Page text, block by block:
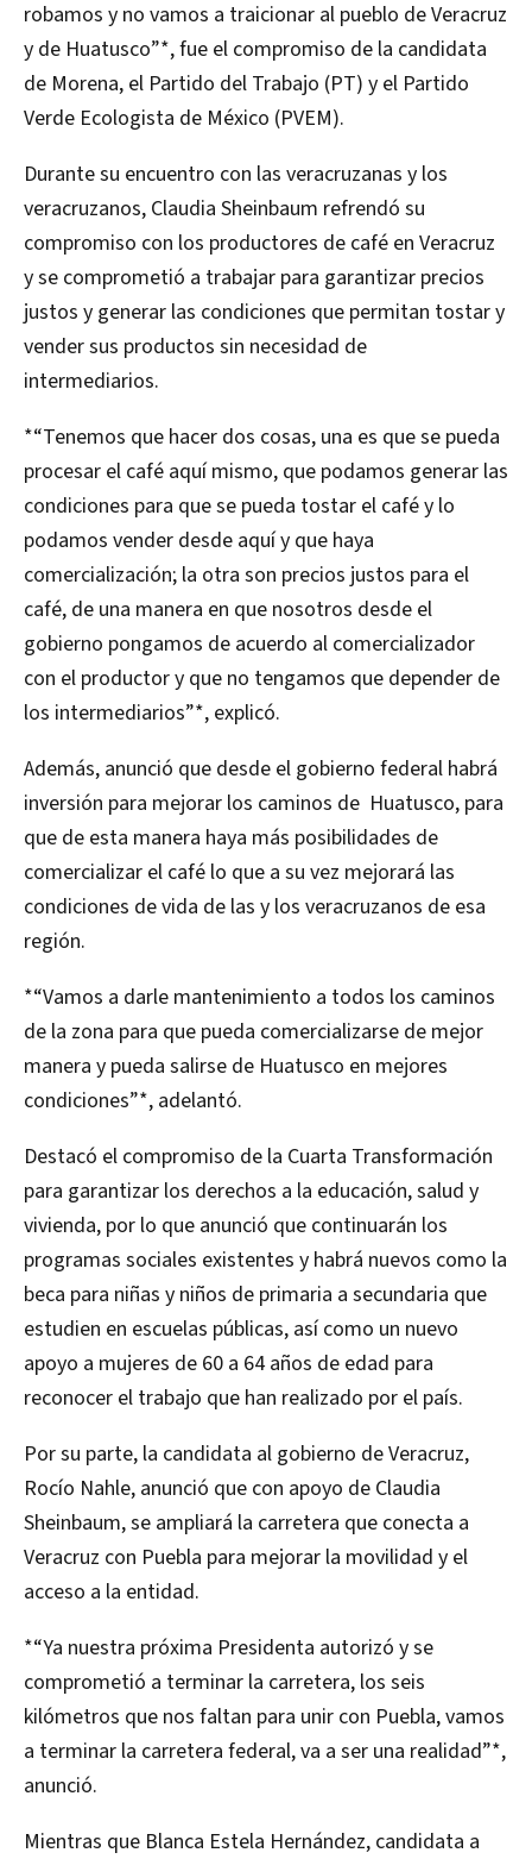
robamos y no vamos a traicionar al pueblo de Veracruz
y de Huatusco”*, fue el compromiso de la candidata
de Morena, el Partido del Trabajo (PT) y el Partido
Verde Ecologista de México (PVEM).
Durante su encuentro con las veracruzanas y los
veracruzanos, Claudia Sheinbaum refrendó su
compromiso con los productores de café en Veracruz
y se comprometió a trabajar para garantizar precios
justos y generar las condiciones que permitan tostar y
vender sus productos sin necesidad de
intermediarios.
*“Tenemos que hacer dos cosas, una es que se pueda
procesar el café aquí mismo, que podamos generar las
condiciones para que se pueda tostar el café y lo
podamos vender desde aquí y que haya
comercialización; la otra son precios justos para el
café, de una manera en que nosotros desde el
gobierno pongamos de acuerdo al comercializador
con el productor y que no tengamos que depender de
los intermediarios”*, explicó.
Además, anunció que desde el gobierno federal habrá
inversión para mejorar los caminos de Huatusco, para
que de esta manera haya más posibilidades de
comercializar el café lo que a su vez mejorará las
condiciones de vida de las y los veracruzanos de esa
región.
*“Vamos a darle mantenimiento a todos los caminos
de la zona para que pueda comercializarse de mejor
manera y pueda salirse de Huatusco en mejores
condiciones”*, adelantó.
Destacó el compromiso de la Cuarta Transformación
para garantizar los derechos a la educación, salud y
vivienda, por lo que anunció que continuarán los
programas sociales existentes y habrá nuevos como la
beca para niñas y niños de primaria a secundaria que
estudien en escuelas públicas, así como un nuevo
apoyo a mujeres de 60 a 64 años de edad para
reconocer el trabajo que han realizado por el país.
Por su parte, la candidata al gobierno de Veracruz,
Rocío Nahle, anunció que con apoyo de Claudia
Sheinbaum, se ampliará la carretera que conecta a
Veracruz con Puebla para mejorar la movilidad y el
acceso a la entidad.
*“Ya nuestra próxima Presidenta autorizó y se
comprometió a terminar la carretera, los seis
kilómetros que nos faltan para unir con Puebla, vamos
a terminar la carretera federal, va a ser una realidad”*,
anunció.
Mientras que Blanca Estela Hernández, candidata a